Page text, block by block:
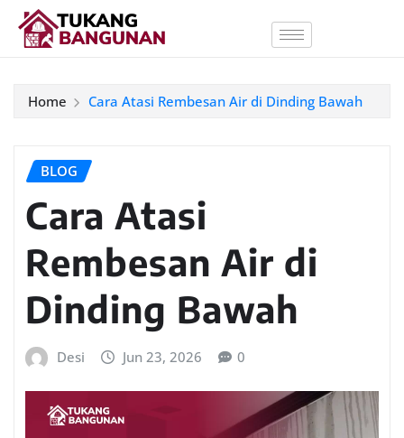
Home Cara Atasi Rembesan Air di Dinding Bawah
BLOG
Cara Atasi
Rembesan Air di
Dinding Bawah
Desi Jun 23, 2026 0